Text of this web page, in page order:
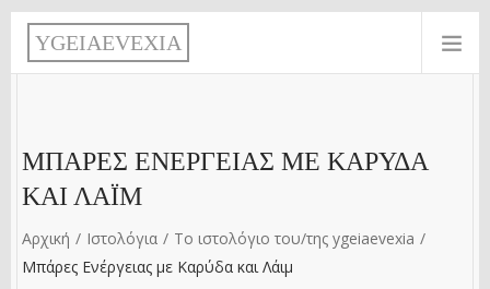
Παράκαμψη προς το κυρίως περιεχόμενο
YGEIAEVEXIA
ΜΠΆΡΕΣ ΕΝΈΡΓΕΙΑΣ ΜΕ ΚΑΡΎΔΑ
ΚΑΙ ΛΆΙΜ
Αρχική Ιστολόγια
Το ιστολόγιο του/της ygeiaevexia
Μπάρες Ενέργειας με Καρύδα και Λάιμ